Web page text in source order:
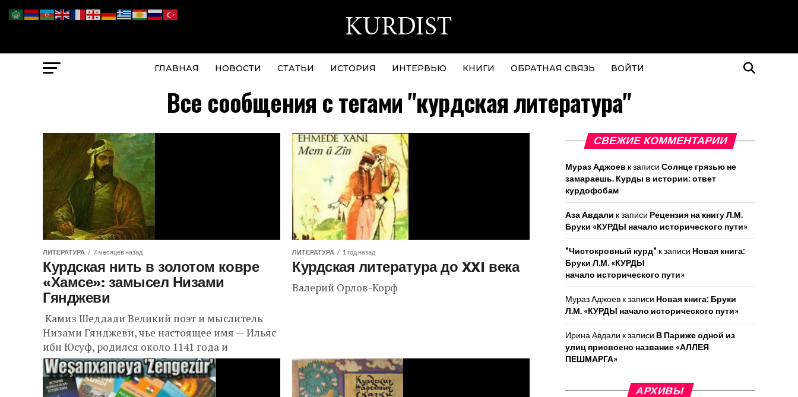
ГЛАВНАЯ НОВОСТИ СТАТЬИ ИСТОРИЯ ИНТЕРВЬЮ КНИГИ ОБРАТНАЯ СВЯЗЬ ВОЙТИ
Все сообщения с тегами "курдская литература"
ЛИТЕРАТУРА 7 месяцев назад
Курдская нить в золотом ковре
«Хамсе»: замысел Низами
Гянджеви
Камиз Шеддади Великий поэт и мыслитель
Низами Гянджеви, чье настоящее имя — Ильяс
ибн Юсуф, родился около 1141 года и
скончался в 1209 году в Гяндже...
ЛИТЕРАТУРА 1 год назад
Курдская литература до XXI века
Валерий Орлов-Корф
СВЕЖИЕ КОММЕНТАРИИ
Мураз Аджоев к записи Солнце грязью не
замараешь. Курды в истории: ответ
курдофобам
Аза Авдали к записи Рецензия на книгу Л.М.
Бруки «КУРДЫ начало исторического пути»
"Чистокровный курд" к записи Новая книга:
Бруки Л.М. «КУРДЫ
начало исторического пути»
Мураз Аджоев к записи Новая книга: Бруки
Л.М. «КУРДЫ начало исторического пути»
Ирина Авдали к записи В Париже одной из
улиц присвоено название «АЛЛЕЯ
ПЕШМАРГА»
АРХИВЫ